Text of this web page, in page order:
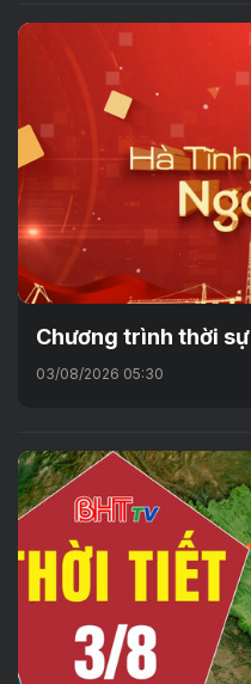
Chương trình thời
03/08/2026 05:30